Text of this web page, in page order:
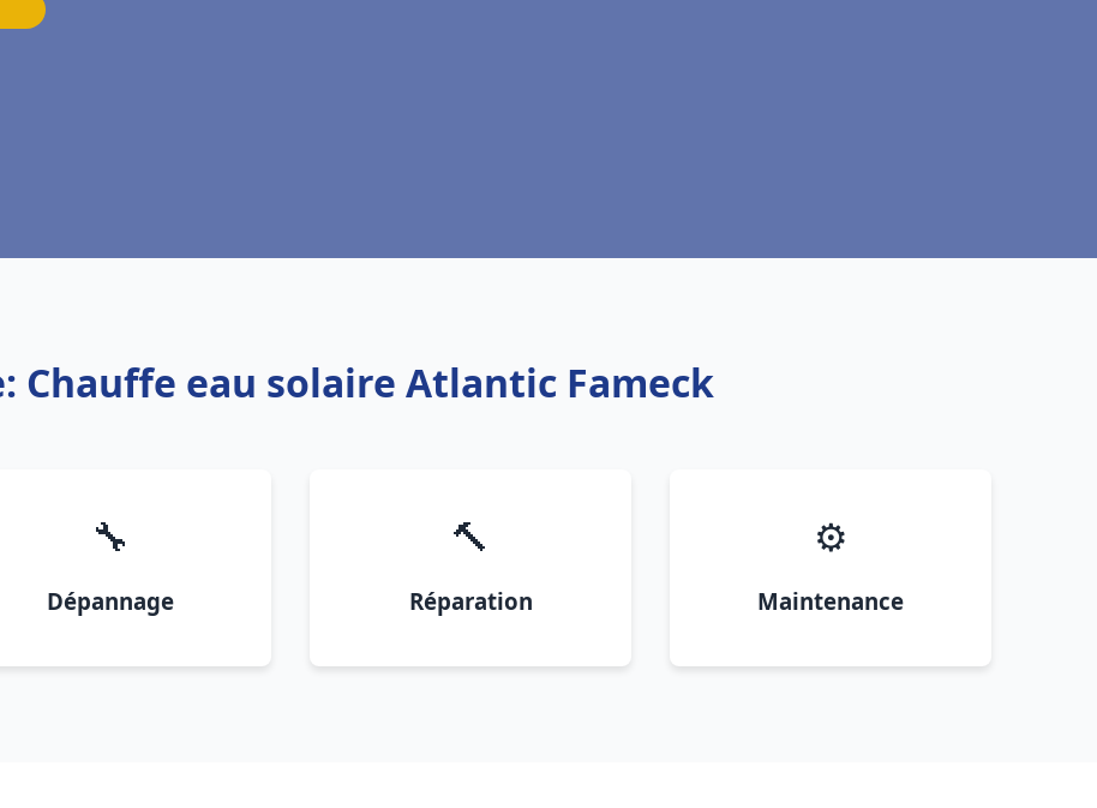
Chauffe eau solaire Atlantic Fameck
🔧
Dépannage
🔨
Réparation
⚙️
Maintenance